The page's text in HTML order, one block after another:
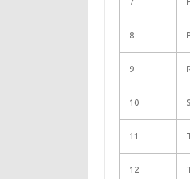
8
9
10
11
12